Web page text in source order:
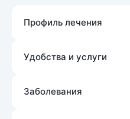
Профиль лечения
Удобства и услуги
Заболевания